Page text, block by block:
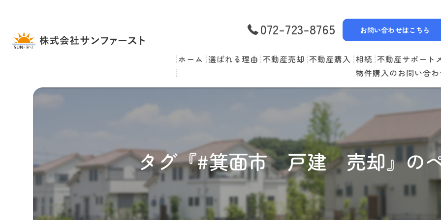
072-723-8765 お問い合わせはこちら
ホーム 選ばれる理由 不動産売却
選べる3つの売却スタイル
住み替えの流れ
売却実績
当社お預かり物件
無料査定
不動産購入
物件一覧
購入の流れ
住宅ローン
住み替えサポート
相続 不動産サポート
リースバック
空家管理
物件購入のお問い合
タグ『#箕面市 戸建 売却』の